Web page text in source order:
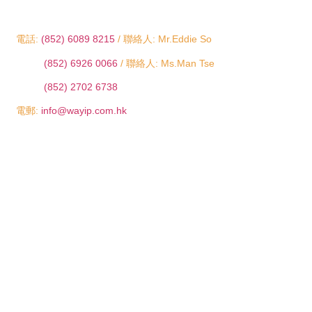
電話: (852) 6089 8215 / 聯絡人: Mr.Eddie So
(852) 6926 0066/ 聯絡人: Ms.Man Tse
(852) 2702 6738
電郵: info@wayip.com.hk